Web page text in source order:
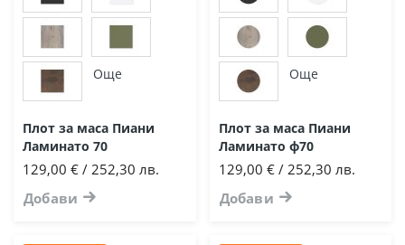
Още
Плот за маса Пиани
Ламинато 70
129,00 € / 252,30 лв.
Добави
Още
Плот за маса Пиани
Ламинато ф70
129,00 € / 252,30 лв.
Добави